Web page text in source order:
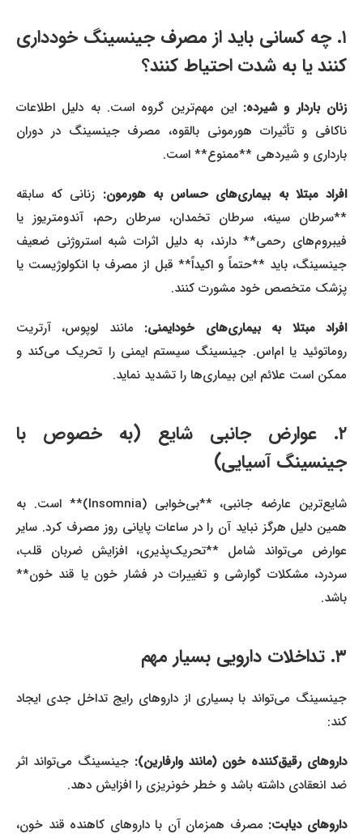
۱. چه کسانی باید از مصرف جینسینگ خودداری
کنند یا به شدت احتیاط کنند؟
زنان باردار و شیرده:این مهم‌ترین گروه است. به دلیل اطلاعات
ناکافی و تأثیرات هورمونی بالقوه، مصرف جینسینگ در دوران
بارداری و شیردهی **ممنوع** است.
افراد مبتلا به بیماری‌های حساس به هورمون:زنانی که سابقه
**سرطان سینه، سرطان تخمدان، سرطان رحم، آندومتریوز یا
فیبروم‌های رحمی** دارند، به دلیل اثرات شبه استروژنی ضعیف
جینسینگ، باید **حتماً و اکیداً** قبل از مصرف با انکولوژیست یا
پزشک متخصص خود مشورت کنند.
افراد مبتلا به بیماری‌های خودایمنی:مانند لوپوس، آرتریت
روماتوئید یا ام‌اس. جینسینگ سیستم ایمنی را تحریک می‌کند و
ممکن است علائم این بیماری‌ها را تشدید نماید.
۲. عوارض جانبی شایع (به خصوص با
جینسینگ آسیایی)
شایع‌ترین عارضه جانبی، **بی‌خوابی (Insomnia)** است. به
همین دلیل هرگز نباید آن را در ساعات پایانی روز مصرف کرد. سایر
عوارض می‌تواند شامل **تحریک‌پذیری، افزایش ضربان قلب،
سردرد، مشکلات گوارشی و تغییرات در فشار خون یا قند خون**
باشد.
جینسینگ می‌تواند با بسیاری از داروهای رایج تداخل جدی ایجاد
کند:
داروهای رقیق‌کننده خون (مانند وارفارین):جینسینگ می‌تواند اثر
ضد انعقادی داشته باشد و خطر خونریزی را افزایش دهد.
داروهای دیابت:مصرف همزمان آن با داروهای کاهنده قند خون،